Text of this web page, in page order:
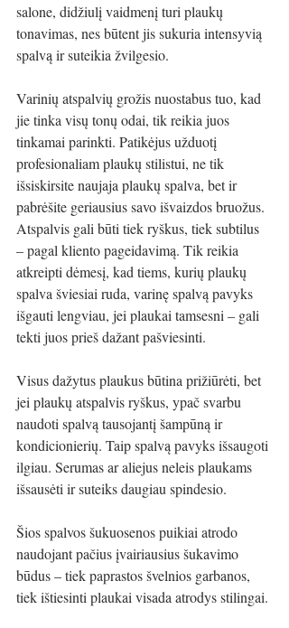
salone, didžiulį vaidmenį turi plaukų
tonavimas, nes būtent jis sukuria intensyvią
spalvą ir suteikia žvilgesio.
Varinių atspalvių grožis nuostabus tuo, kad
jie tinka visų tonų odai, tik reikia juos
tinkamai parinkti. Patikėjus užduotį
profesionaliam plaukų stilistui, ne tik
išsiskirsite naujaja plaukų spalva, bet ir
pabrėšite geriausius savo išvaizdos bruožus.
Atspalvis gali būti tiek ryškus, tiek subtilus
– pagal kliento pageidavimą. Tik reikia
atkreipti dėmesį, kad tiems, kurių plaukų
spalva šviesiai ruda, varinę spalvą pavyks
išgauti lengviau, jei plaukai tamsesni – gali
tekti juos prieš dažant pašviesinti.
Visus dažytus plaukus būtina prižiūrėti, bet
jei plaukų atspalvis ryškus, ypač svarbu
naudoti spalvą tausojantį šampūną ir
kondicionierių. Taip spalvą pavyks išsaugoti
ilgiau. Serumas ar aliejus neleis plaukams
išsausėti ir suteiks daugiau spindesio.
Šios spalvos šukuosenos puikiai atrodo
naudojant pačius įvairiausius šukavimo
būdus – tiek paprastos švelnios garbanos,
tiek ištiesinti plaukai visada atrodys stilingai.